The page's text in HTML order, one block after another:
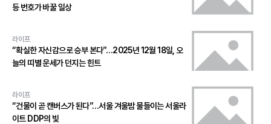
등 번호가 바꿀 일상
라이프
“확실한 자신감으로 승부 본다”…2025년 12월 18일, 오
늘의 띠별 운세가 던지는 힌트
라이프
“건물이 곧 캔버스가 된다”…서울 겨울밤 물들이는 서울라
이트 DDP의 빛